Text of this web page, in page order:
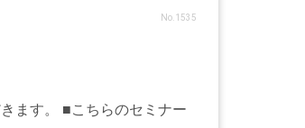
No.1535
ます。 ■こちらのセミナー